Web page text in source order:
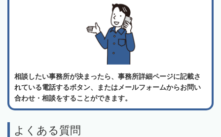
相談したい事務所が決まったら、事務所詳細ページに記載さ
れている電話するボタン、またはメールフォームからお問い
合わせ・相談をすることができます。
よくある質問